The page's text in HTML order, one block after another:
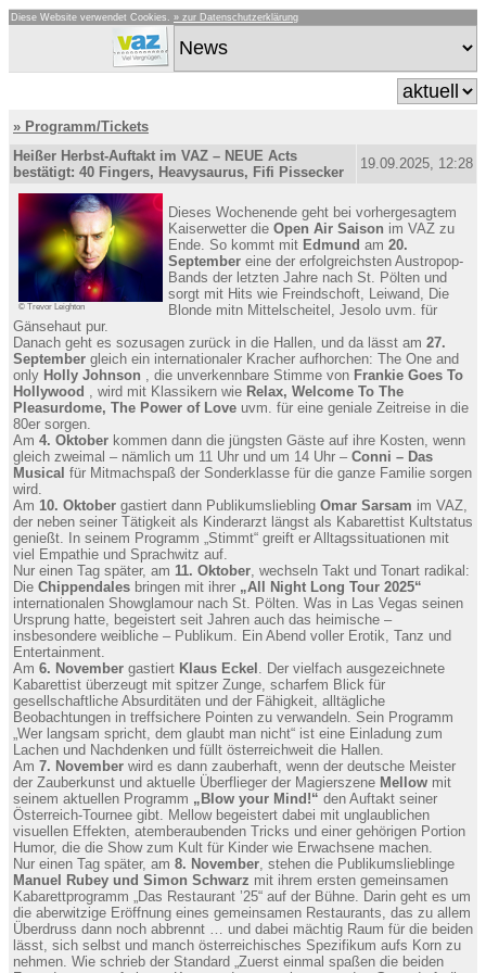
Diese Website verwendet Cookies. » zur Datenschutzerklärung
» Programm/Tickets
Heißer Herbst-Auftakt im VAZ – NEUE Acts
bestätigt: 40 Fingers, Heavysaurus, Fifi Pissecker
19.09.2025, 12:28
© Trevor Leighton
Dieses Wochenende geht bei vorhergesagtem
Kaiserwetter dieOpen Air Saison im VAZ zu
Ende. So kommt mit Edmundam20.
Septembereine der erfolgreichsten Austropop-
Bands der letzten Jahre nach St. Pölten und
sorgt mit Hits wie Freindschoft, Leiwand, Die
Blonde mitn Mittelscheitel, Jesolo uvm. für
Gänsehaut pur.
Danach geht es sozusagen zurück in die Hallen, und da lässt am 27.
September gleich ein internationaler Kracher aufhorchen: The One and
only Holly Johnson , die unverkennbare Stimme von Frankie Goes To
Hollywood , wird mit Klassikern wie Relax, Welcome To The
Pleasurdome, The Power of Love uvm. für eine geniale Zeitreise in die
80er sorgen.
Am 4. Oktober kommen dann die jüngsten Gäste auf ihre Kosten, wenn
gleich zweimal – nämlich um 11 Uhr und um 14 Uhr – Conni – Das
Musical für Mitmachspaß der Sonderklasse für die ganze Familie sorgen
wird.
Am 10. Oktober gastiert dann Publikumsliebling Omar Sarsam im VAZ,
der neben seiner Tätigkeit als Kinderarzt längst als Kabarettist Kultstatus
genießt. In seinem Programm „Stimmt“ greift er Alltagssituationen mit
viel Empathie und Sprachwitz auf.
Nur einen Tag später, am 11. Oktober, wechseln Takt und Tonart radikal:
Die Chippendales bringen mit ihrer „All Night Long Tour 2025“
internationalen Showglamour nach St. Pölten. Was in Las Vegas seinen
Ursprung hatte, begeistert seit Jahren auch das heimische –
insbesondere weibliche – Publikum. Ein Abend voller Erotik, Tanz und
Entertainment.
Am 6. November gastiert Klaus Eckel . Der vielfach ausgezeichnete
Kabarettist überzeugt mit spitzer Zunge, scharfem Blick für
gesellschaftliche Absurditäten und der Fähigkeit, alltägliche
Beobachtungen in treffsichere Pointen zu verwandeln. Sein Programm
„Wer langsam spricht, dem glaubt man nicht“ ist eine Einladung zum
Lachen und Nachdenken und füllt österreichweit die Hallen.
Am 7. November wird es dann zauberhaft, wenn der deutsche Meister
der Zauberkunst und aktuelle Überflieger der Magierszene Mellow mit
seinem aktuellen Programm „Blow your Mind!“ den Auftakt seiner
Österreich-Tournee gibt. Mellow begeistert dabei mit unglaublichen
visuellen Effekten, atemberaubenden Tricks und einer gehörigen Portion
Humor, die die Show zum Kult für Kinder wie Erwachsene machen.
Nur einen Tag später, am 8. November, stehen die Publikumslieblinge
Manuel Rubey und Simon Schwarz mit ihrem ersten gemeinsamen
Kabarettprogramm „Das Restaurant ’25“ auf der Bühne. Darin geht es um
die aberwitzige Eröffnung eines gemeinsamen Restaurants, das zu allem
Überdruss dann noch abbrennt … und dabei mächtig Raum für die beiden
lässt, sich selbst und manch österreichisches Spezifikum aufs Korn zu
nehmen. Wie schrieb der Standard „Zuerst einmal spaßen die beiden